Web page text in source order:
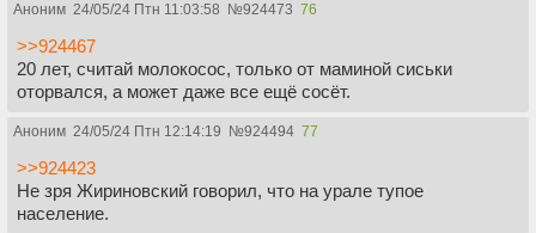
Аноним 24/05/24 Птн 11:03:58 №924473 76
>>924467
20 лет, считай молокосос, только от маминой сиськи
оторвался, а может даже все ещё сосёт.
Аноним 24/05/24 Птн 12:14:19 №924494 77
>>924423
Не зря Жириновский говорил, что на урале тупое
население.